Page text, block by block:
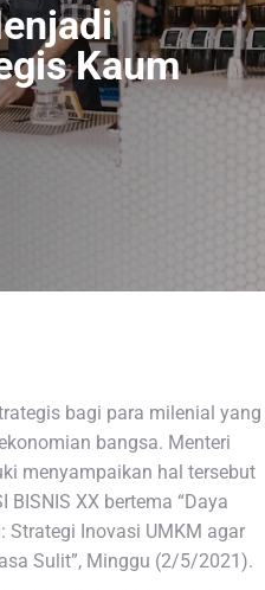
Kaum
bagi para milenial yang
bangsa. Menteri
menyampaikan hal tersebut
BISNIS XX bertema “Daya
Strategi Inovasi UMKM agar
Sulit”, Minggu (2/5/2021).